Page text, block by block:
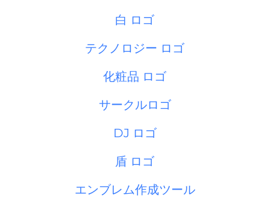
白 ロゴ
テクノロジー ロゴ
化粧品 ロゴ
サークルロゴ
DJ ロゴ
盾 ロゴ
エンブレム作成ツール